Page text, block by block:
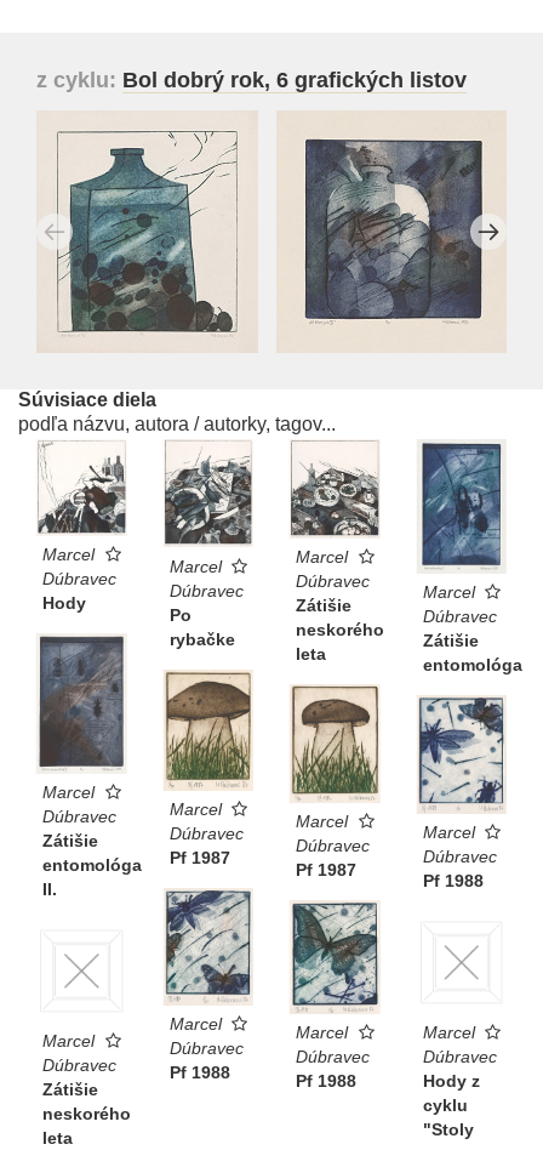
z cyklu: Bol dobrý rok, 6 grafických listov
Súvisiace diela
podľa názvu, autora / autorky, tagov...
Marcel
Dúbravec
Hody
Marcel
Dúbravec
Po
rybačke
Marcel
Dúbravec
Zátišie
neskorého
leta
Marcel
Dúbravec
Zátišie
entomológa
Marcel
Dúbravec
Zátišie
entomológa
II.
Marcel
Dúbravec
Pf 1987
Marcel
Dúbravec
Pf 1987
Marcel
Dúbravec
Pf 1988
Marcel
Dúbravec
Pf 1988
Marcel
Dúbravec
Pf 1988
Marcel
Dúbravec
Hody z
cyklu
"Stoly
Marcel
Dúbravec
Zátišie
neskorého
leta